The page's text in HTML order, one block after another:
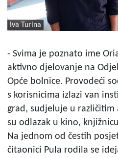
Iva Turina
- Svima je poznato ime
aktivno djelovanje na
Opće bolnice. Provodeći
s korisnicima izlazi van
grad, sudjeluje u različitim
su odlazak u kino,
Na jednom od čestih
čitaonici Pula rodila se